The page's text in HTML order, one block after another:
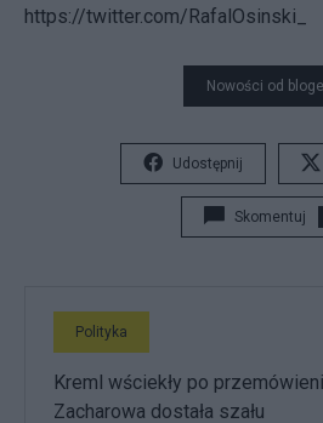
https://twitter.com/RafalOsinski_
Nowości od
Udostępnij
Skomentuj
Polityka
Kreml wściekły po
Zacharowa dostała szału